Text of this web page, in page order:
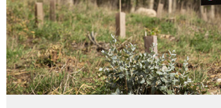
Planeamento Estratégico
Reabilitação urbana
Urbanismo
Cascais Próxima
Economia & Inovação
Governação
Mobilidade
Qualidade de vida
Jornal C
Agenda do executivo
VIVER
VISITAR
ESTUDAR